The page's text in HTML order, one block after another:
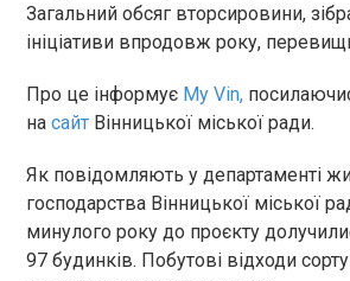
Загальний обсяг вторсировини,
ініціативи впродовж року,
Про це інформує My Vin,
на сайт Вінницької міської ради.
Як повідомляють у департаменті
господарства Вінницької міської
минулого року до проєкту
97 будинків. Побутові відходи